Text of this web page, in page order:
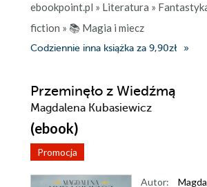
ebookpoint.pl » Literatura »
fiction » 📚 Magia i miecz
Codziennie inna książka za 9,90zł
Przeminęło z Wiedźmą
Magdalena Kubasiewicz
(ebook)
Promocja
Autor: